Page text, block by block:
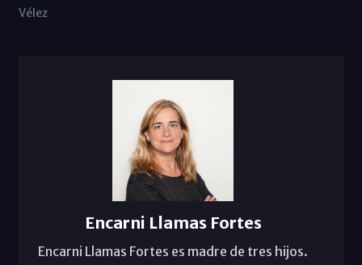
Vélez
Encarni Llamas Fortes
Encarni Llamas Fortes es madre de tres hijos.